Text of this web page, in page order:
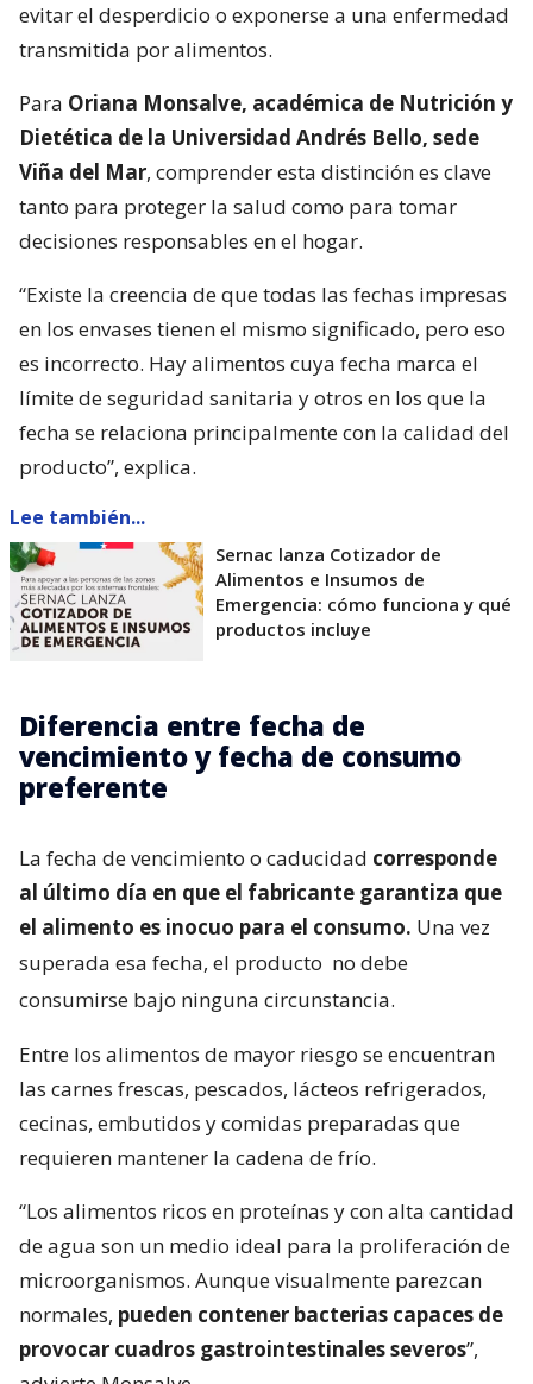
evitar el desperdicio o exponerse a una enfermedad
transmitida por alimentos.
Para Oriana Monsalve, académica de Nutrición y
Dietética de la Universidad Andrés Bello, sede
Viña del Mar, comprender esta distinción es clave
tanto para proteger la salud como para tomar
decisiones responsables en el hogar.
“Existe la creencia de que todas las fechas impresas
en los envases tienen el mismo significado, pero eso
es incorrecto. Hay alimentos cuya fecha marca el
límite de seguridad sanitaria y otros en los que la
fecha se relaciona principalmente con la calidad del
producto”, explica.
Lee también...
Sernac lanza Cotizador de
Alimentos e Insumos de
Emergencia: cómo funciona y qué
productos incluye
Diferencia entre fecha de
vencimiento y fecha de consumo
preferente
La fecha de vencimiento o caducidad corresponde
al último día en que el fabricante garantiza que
el alimento es inocuo para el consumo. Una vez
superada esa fecha, el producto no debe
consumirse bajo ninguna circunstancia.
Entre los alimentos de mayor riesgo se encuentran
las carnes frescas, pescados, lácteos refrigerados,
cecinas, embutidos y comidas preparadas que
requieren mantener la cadena de frío.
“Los alimentos ricos en proteínas y con alta cantidad
de agua son un medio ideal para la proliferación de
microorganismos. Aunque visualmente parezcan
normales, pueden contener bacterias capaces de
provocar cuadros gastrointestinales severos”,